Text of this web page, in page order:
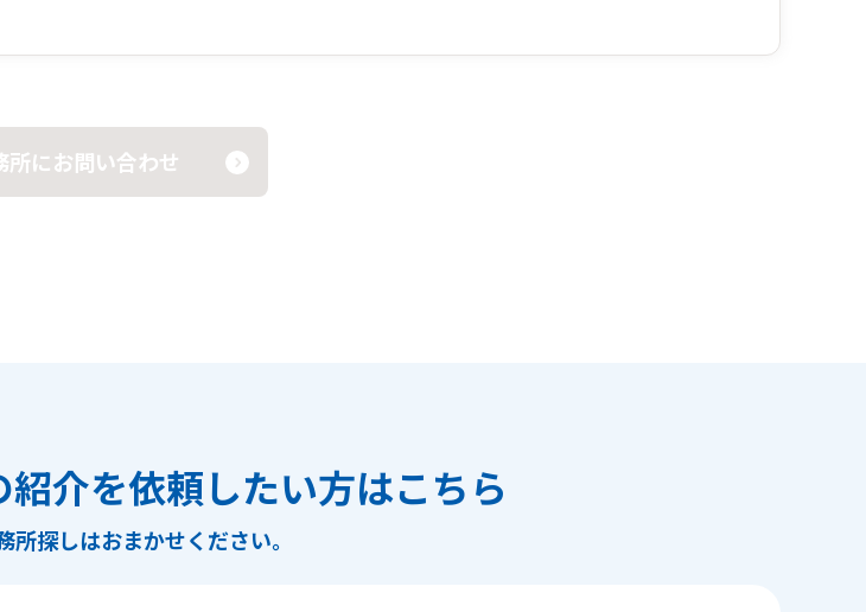
所にお問い合わせ
介を依頼したい方はこちら
所探しはおまかせください。